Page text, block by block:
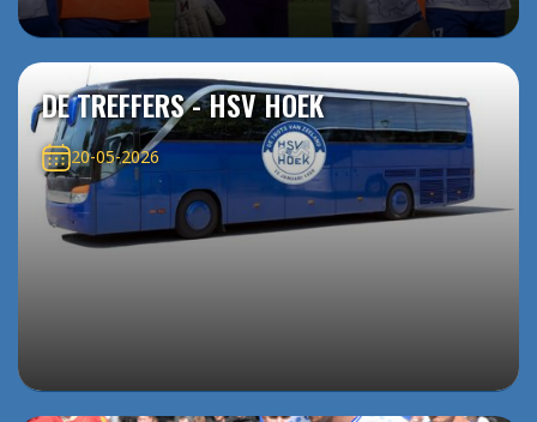
DE TREFFERS - HSV HOEK
20-05-2026